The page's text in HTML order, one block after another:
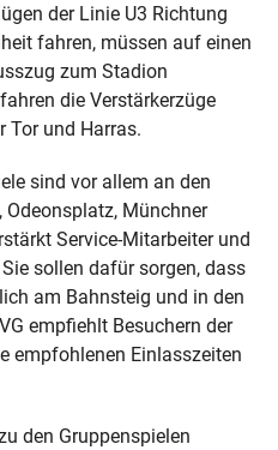
der Linie U3 Richtung
fahren, müssen auf einen
zum Stadion
die Verstärkerzüge
Tor und Harras.
sind vor allem an den
Münchner
Service-Mitarbeiter und
sollen dafür sorgen, dass
am Bahnsteig und in den
empfiehlt Besuchern der
empfohlenen Einlasszeiten
den Gruppenspielen